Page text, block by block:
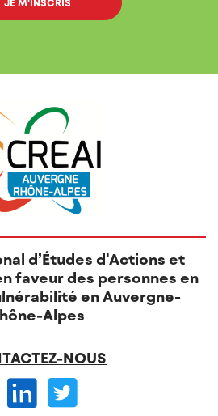
d’Études d'Actions et
faveur des personnes en
en Auvergne-
Alpes
NOUS